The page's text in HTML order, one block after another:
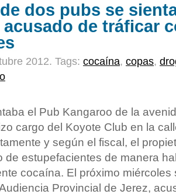
dos pubs se
de tráficar
2012. Tags: cocaína, copas,
el Pub Kangaroo de la
cargo del Koyote Club en la
y según el fiscal, el
de estupefacientes de manera
cocaína. El próximo miércoles
Provincial de Jerez,